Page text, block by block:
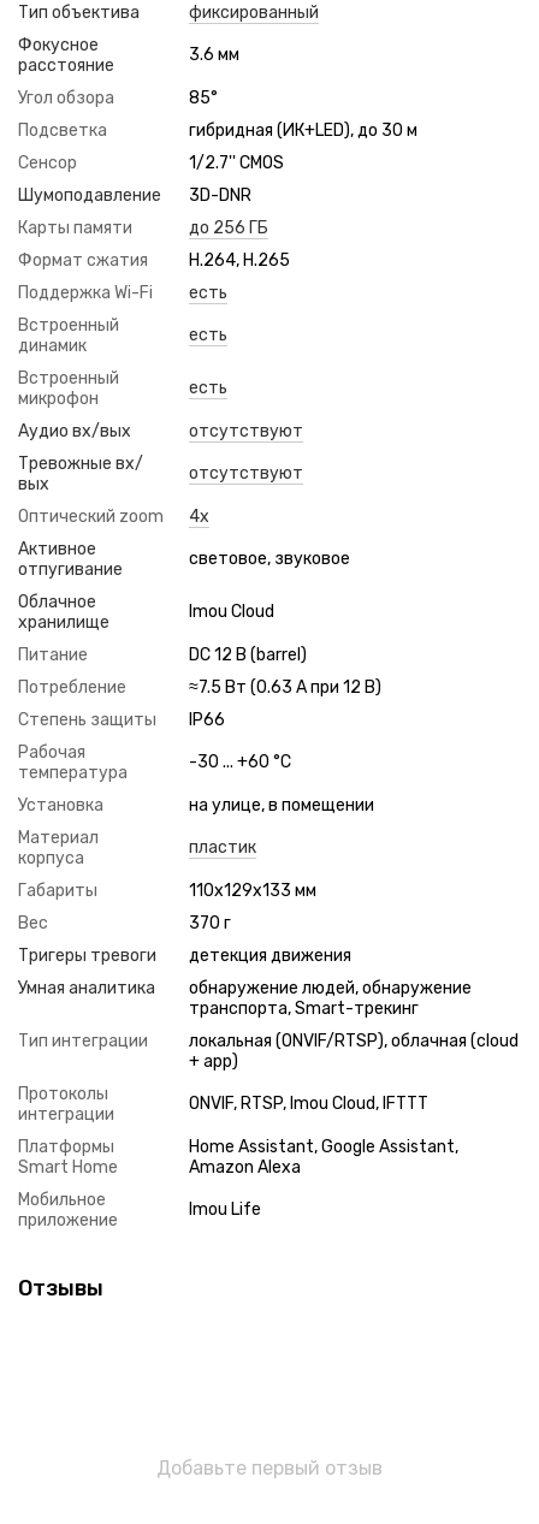
Тип объектива
фиксированный
Фокусное
расстояние
3.6 мм
Угол обзора
85°
Подсветка
гибридная (ИК+LED), до 30 м
Сенсор
1/2.7'' CMOS
Шумоподавление
3D-DNR
Карты памяти
до 256 ГБ
Формат сжатия
H.264, H.265
Поддержка Wi-Fi
есть
Встроенный
динамик
есть
Встроенный
микрофон
есть
Аудио вх/вых
отсутствуют
Тревожные вх/
вых
отсутствуют
Оптический zoom
4x
Активное
отпугивание
световое, звуковое
Облачное
хранилище
Imou Cloud
Питание
DC 12 В (barrel)
Потребление
≈7.5 Вт (0.63 А при 12 В)
Степень защиты
IP66
Рабочая
температура
-30 ... +60 °C
Установка
на улице, в помещении
Материал
корпуса
пластик
Габариты
110x129x133 мм
Вес
370 г
Тригеры тревоги
детекция движения
Умная аналитика
обнаружение людей, обнаружение
транспорта, Smart-трекинг
Тип интеграции
локальная (ONVIF/RTSP), облачная (cloud
+ app)
Протоколы
интеграции
ONVIF, RTSP, Imou Cloud, IFTTT
Платформы
Smart Home
Home Assistant, Google Assistant,
Amazon Alexa
Мобильное
приложение
Imou Life
Отзывы
Добавьте первый отзыв